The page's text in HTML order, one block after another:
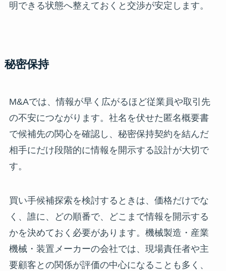
明できる状態へ整えておくと交渉が安定します。
秘密保持
M&Aでは、情報が早く広がるほど従業員や取引先
の不安につながります。社名を伏せた匿名概要書
で候補先の関心を確認し、秘密保持契約を結んだ
相手にだけ段階的に情報を開示する設計が大切で
す。
買い手候補探索を検討するときは、価格だけでな
く、誰に、どの順番で、どこまで情報を開示する
かを決めておく必要があります。機械製造・産業
機械・装置メーカーの会社では、現場責任者や主
要顧客との関係が評価の中心になることも多く、